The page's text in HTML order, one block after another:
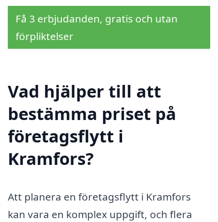
Få 3 erbjudanden, gratis och utan
förpliktelser
Vad hjälper till att
bestämma priset på
företagsflytt i
Kramfors?
Att planera en företagsflytt i Kramfors
kan vara en komplex uppgift, och flera